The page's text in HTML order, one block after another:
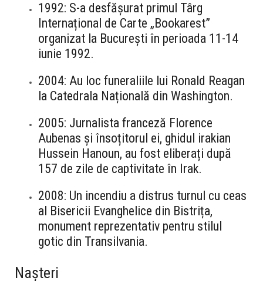
1992: S-a desfășurat primul Târg
Internațional de Carte „Bookarest”
organizat la București în perioada 11-14
iunie 1992.
2004: Au loc funeraliile lui Ronald Reagan
la Catedrala Națională din Washington.
2005: Jurnalista franceză Florence
Aubenas și însoțitorul ei, ghidul irakian
Hussein Hanoun, au fost eliberați după
157 de zile de captivitate în Irak.
2008: Un incendiu a distrus turnul cu ceas
al Bisericii Evanghelice din Bistrița,
monument reprezentativ pentru stilul
gotic din Transilvania.
Nașteri